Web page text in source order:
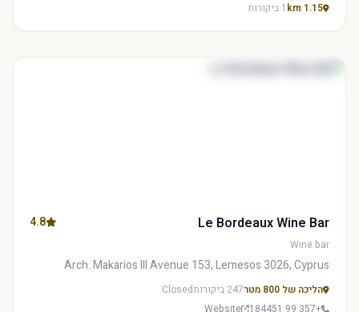
1.15 km 1 ביקורות
Le Bordeaux Wine Bar
4.8
Wine bar
Arch. Makarios III Avenue 153, Lemesos 3026, Cyprus
הליכה של 800 מטר 247 ביקורות
Closed
+357 99 184451
Website